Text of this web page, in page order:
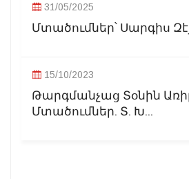
31/05/2025
Մտածումներ՝ Սարգիս
15/10/2023
Թարգմանչաց Տօնին
Մտածումներ. Տ. Խ...